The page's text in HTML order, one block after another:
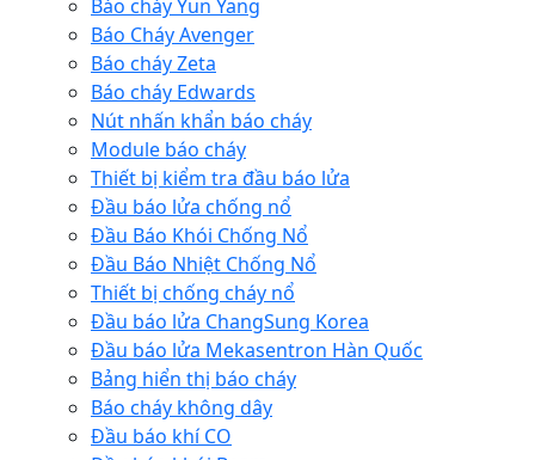
Báo cháy Yun Yang
Báo Cháy Avenger
Báo cháy Zeta
Báo cháy Edwards
Nút nhấn khẩn báo cháy
Module báo cháy
Thiết bị kiểm tra đầu báo lửa
Đầu báo lửa chống nổ
Đầu Báo Khói Chống Nổ
Đầu Báo Nhiệt Chống Nổ
Thiết bị chống cháy nổ
Đầu báo lửa ChangSung Korea
Đầu báo lửa Mekasentron Hàn Quốc
Bảng hiển thị báo cháy
Báo cháy không dây
Đầu báo khí CO